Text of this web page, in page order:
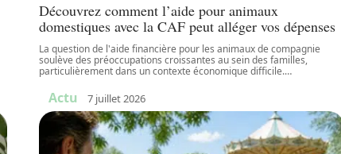
Découvrez comment l’aide pour animaux
domestiques avec la CAF peut alléger vos dépenses
La question de l'aide financière pour les animaux de compagnie
soulève des préoccupations croissantes au sein des familles,
particulièrement dans un contexte économique difficile.…
Actu 7 juillet 2026